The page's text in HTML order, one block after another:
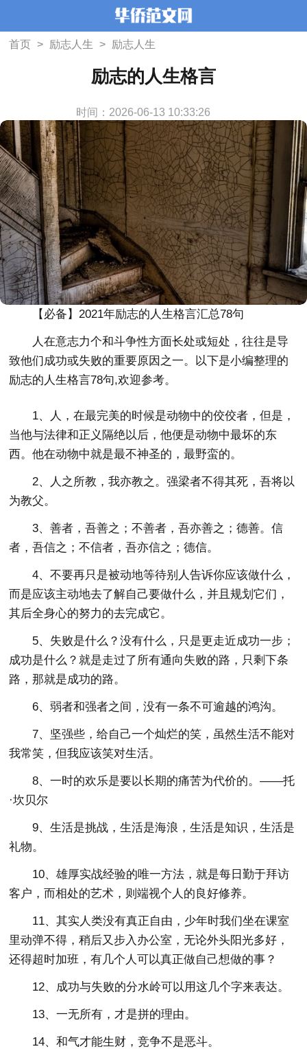
首页 > 励志人生 > 励志人生
励志的人生格言
时间：2026-06-13 10:33:26
【必备】2021年励志的人生格言汇总78句
人在意志力个和斗争性方面长处或短处，往往是导
致他们成功或失败的重要原因之一。以下是小编整理的
励志的人生格言78句,欢迎参考。
1、人，在最完美的时候是动物中的佼佼者，但是，
当他与法律和正义隔绝以后，他便是动物中最坏的东
西。他在动物中就是最不神圣的，最野蛮的。
2、人之所教，我亦教之。强梁者不得其死，吾将以
为教父。
3、善者，吾善之；不善者，吾亦善之；德善。信
者，吾信之；不信者，吾亦信之；德信。
4、不要再只是被动地等待别人告诉你应该做什么，
而是应该主动地去了解自己要做什么，并且规划它们，
其后全身心的努力的去完成它。
5、失败是什么？没有什么，只是更走近成功一步；
成功是什么？就是走过了所有通向失败的路，只剩下条
路，那就是成功的路。
6、弱者和强者之间，没有一条不可逾越的鸿沟。
7、坚强些，给自己一个灿烂的笑，虽然生活不能对
我常笑，但我应该笑对生活。
8、一时的欢乐是要以长期的痛苦为代价的。——托
·坎贝尔
9、生活是挑战，生活是海浪，生活是知识，生活是
礼物。
10、雄厚实战经验的唯一方法，就是每日勤于拜访
客户，而相处的艺术，则端视个人的良好修养。
11、其实人类没有真正自由，少年时我们坐在课室
里动弹不得，稍后又步入办公室，无论外头阳光多好，
还得超时加班，有几个人可以真正做自己想做的事？
12、成功与失败的分水岭可以用这几个字来表达。
13、一无所有，才是拼的理由。
14、和气才能生财，竞争不是恶斗。